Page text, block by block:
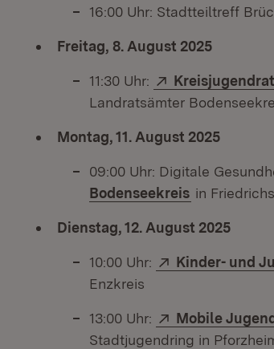
16:00 Uhr: Stadtteiltreff
Freitag, 8. August 2025
11:30 Uhr: Extern:
Landratsämter
Montag, 11. August 2025
09:00 Uhr: Digitale
Bodenseekreis (Öffnet in
in
Dienstag, 12. August 2025
10:00 Uhr: Extern:
Kinder- und
Enzkreis
13:00 Uhr: Extern:
Mobile
Stadtjugendring in